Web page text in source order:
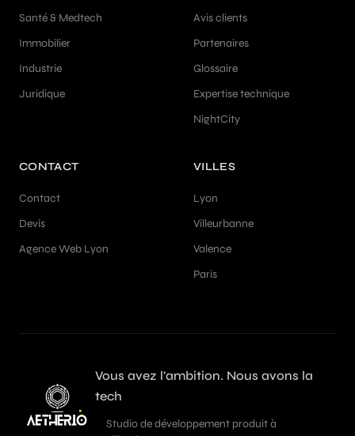
Santé & Medtech
Immobilier
Industrie
Juridique
Avis clients
Partenaires
Glossaire
Expertise technique
NightCity
CONTACT
Contact
Devis
Agence Web Lyon
VILLES
Lyon
Villeurbanne
Valence
Paris
Vous avez l'ambition. Nous avons la
tech
Studio de développement produit à